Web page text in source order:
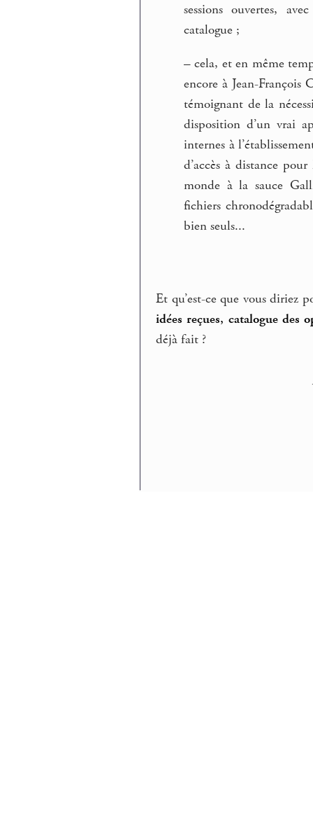
sessions ouvertes,
catalogue ;
– cela, et en même
encore à Jean-François
témoignant de la
disposition d’un vrai
internes à
d’accès à distance
monde à la sauce
fichiers
bien seuls...
Et qu’est-ce que vous diriez
idées reçues, catalogue des
déjà fait ?